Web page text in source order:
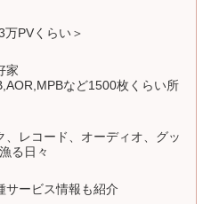
万PVくらい＞
家
など1500枚くらい所
、レコード、オーディオ、グッ
る日々
サービス情報も紹介